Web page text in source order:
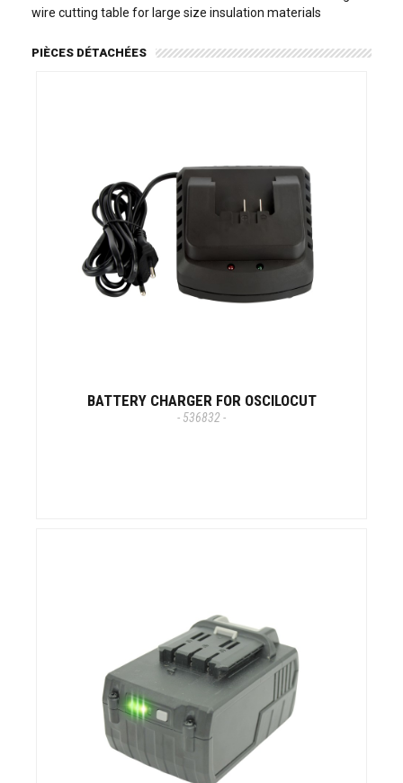
wire cutting table for large size insulation materials
PIÈCES DÉTACHÉES
BATTERY CHARGER FOR OSCILOCUT
- 536832 -